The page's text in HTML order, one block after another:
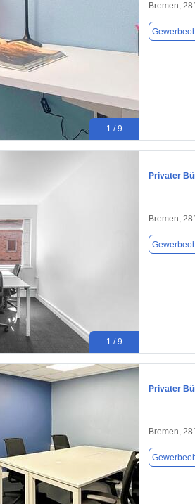
1 / 9
Bremen,
1 / 9
Privater
Bremen,
Privater
Bremen,